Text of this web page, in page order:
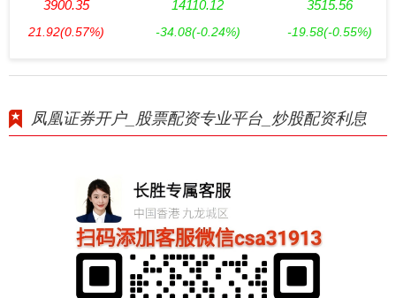
3900.35
21.92(0.57%)
14110.12
-34.08(-0.24%)
3515.56
-19.58(-0.55%)
凤凰证券开户_股票配资专业平台_炒股配资利息